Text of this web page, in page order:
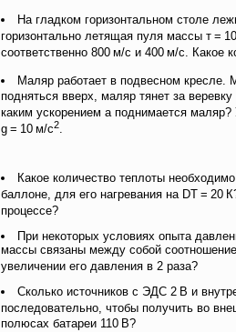
На гладком горизонтальном столе
горизонтально летящая пуля массы т = 10
соответственно 800 м/с и 400 м/с. Какое
Маляр работает в подвесном
подняться вверх, маляр тянет за
каким ускорением a поднимается
g = 10 м/с2.
Какое количество теплоты
баллоне, для его нагревания на DT = 20
процессе?
При некоторых условиях опыта
массы связаны между собой
увеличении его давления в 2 раза?
Сколько источников с ЭДС 2 В и
последовательно, чтобы получить во
полюсах батареи 110 В?